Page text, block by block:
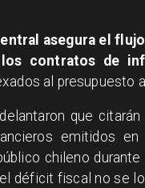
asegura el
contratos de
al presupuesto
que
emitidos en
chileno
déficit fiscal no se